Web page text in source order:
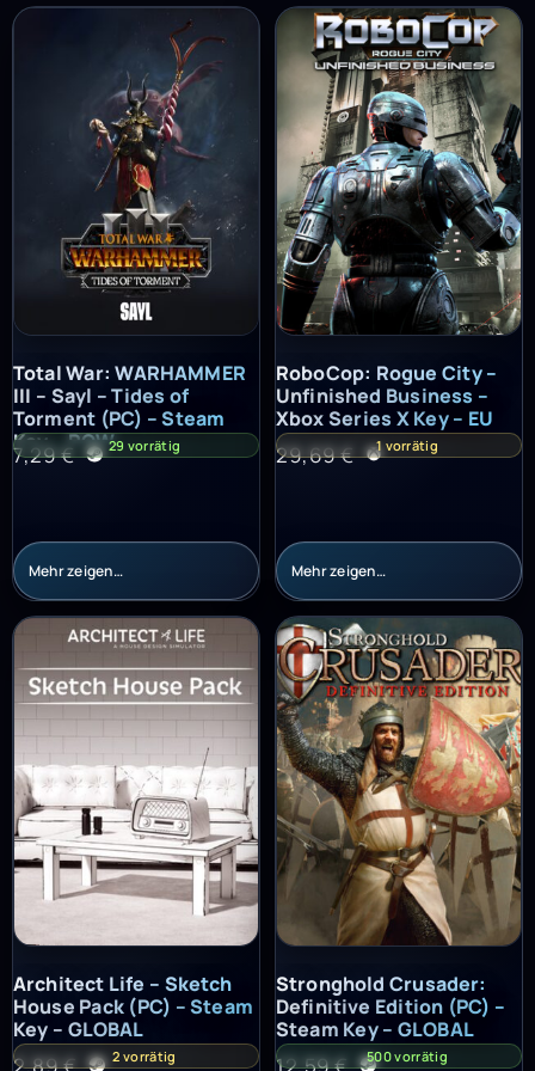
Total War: WARHAMMER III – Sayl – Tides of Torment (PC) –
Total War: WARHAMMER
III – Sayl – Tides of
Torment (PC) – Steam
Key – ROW
7,29€ 29 vorrätig
Mehr zeigen…
RoboCop: Rogue City –
RoboCop: Rogue City –
Unfinished Business –
Xbox Series X Key – EU
29,69€ 1 vorrätig
Mehr zeigen…
Architect Life – Sketch House Pack (PC) – Steam Key – GLOBAL
Architect Life – Sketch
House Pack (PC) – Steam
Key – GLOBAL
2,89€ 2 vorrätig
Stronghold Crusader: Definitive
Stronghold Crusader:
Definitive Edition (PC) –
Steam Key – GLOBAL
12,59€ 500 vorrätig